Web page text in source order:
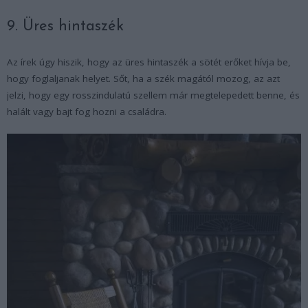
9. Üres hintaszék
Az írek úgy hiszik, hogy az üres hintaszék a sötét erőket hívja be,
hogy foglaljanak helyet. Sőt, ha a szék magától mozog, az azt
jelzi, hogy egy rosszindulatú szellem már megtelepedett benne, és
halált vagy bajt fog hozni a családra.